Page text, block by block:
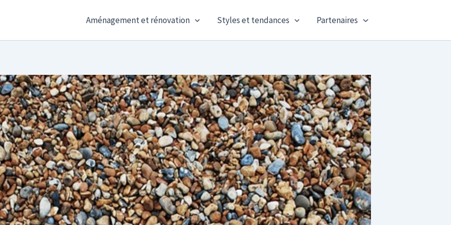
Aménagement et rénovation Styles et tendances Partenaires